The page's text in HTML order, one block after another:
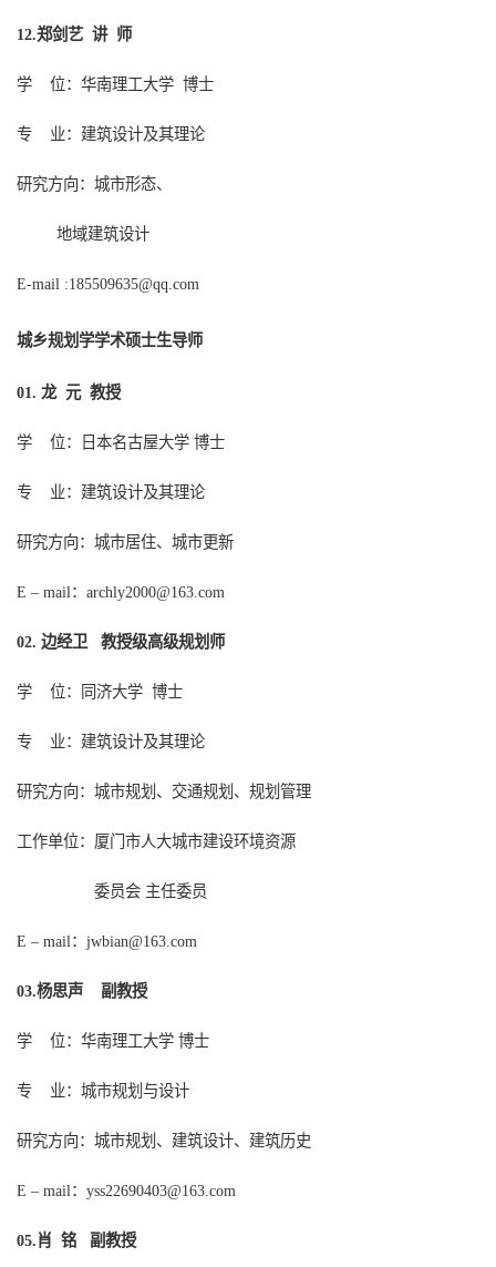
12.郑剑艺 讲 师
学 位： 华南理工大学 博士
专 业：建筑设计及其理论
研究方向：城市形态、
地域建筑设计
E-mail :185509635@qq.com
城乡规划学学术硕士生导师
01. 龙 元 教授
学 位：日本名古屋大学 博士
专 业：建筑设计及其理论
研究方向：城市居住、城市更新
E – mail： archly2000@163.com
02. 边经卫 教授级高级规划师
学 位：同济大学 博士
专 业：建筑设计及其理论
研究方向：城市规划、交通规划、规划管理
工作单位：厦门市人大城市建设环境资源
委员会 主任委员
E – mail： jwbian@163.com
03.杨思声 副教授
学 位：华南理工大学 博士
专 业：城市规划与设计
研究方向：城市规划、建筑设计、建筑历史
E – mail： yss22690403@163.com
05. 肖 铭 副教授